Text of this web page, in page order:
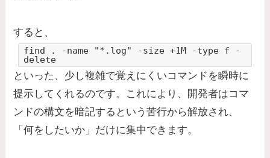
すると、
find . -name "*.log" -size +1M -type f -
delete
といった、少し複雑で覚えにくいコマンドを瞬時に
提示してくれるのです。これにより、開発者はコマ
ンドの構文を暗記するという苦行から解放され、
「何をしたいか」だけに集中できます。